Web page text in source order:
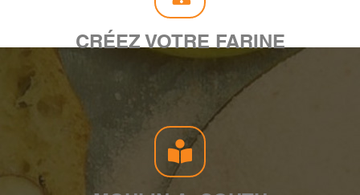
CRÉEZ VOTRE FARINE